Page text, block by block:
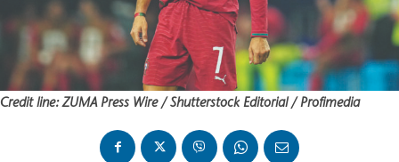
Credit line: ZUMA Press Wire / Shutterstock Editorial / Profimedia